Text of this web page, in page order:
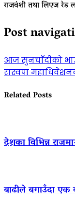
राजवंशी तथा लिएज रेड
Post
आज सुनचाँदीको
रास्वपा
Related Posts
देशका विभिन्न
बाढीले बगाउँदा एक